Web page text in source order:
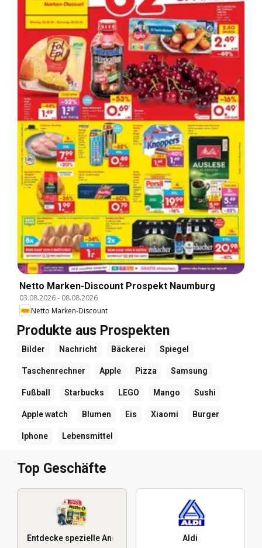
Netto Marken-Discount Prospekt Naumburg
03.08.2026- 08.08.2026
Netto Marken-Discount
Produkte aus Prospekten
Bilder Nachricht Bäckerei Spiegel
Taschenrechner Apple Pizza Samsung
Fußball Starbucks LEGO Mango Sushi
Apple watch Blumen Eis Xiaomi Burger
Iphone Lebensmittel
Top Geschäfte
Entdecke spezielle Angebote Aldi